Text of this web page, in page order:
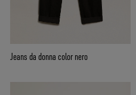
Jeans da donna color nero